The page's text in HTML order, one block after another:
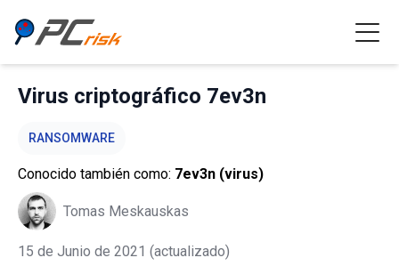
Virus criptográfico 7ev3n
RANSOMWARE
Conocido también como: 7ev3n (virus)
Tomas Meskauskas
15 de Junio de 2021 (actualizado)